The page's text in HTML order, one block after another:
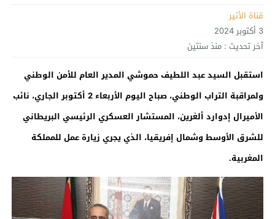
قناة الأثير
3 أكتوبر 2024
آخر تحديث : منذ سنتين
استقبل السيد عبد اللطيف حموشي المدير العام للأمن الوطني
ولمراقبة التراب الوطني،
صباح اليوم الأربعاء 2 أكتوبر الجاري، نائب
الأميرال إدوارد ألغرين، المستشار العسكري الرئيسي البريطاني
للشرق الأوسط وشمال إفريقيا، الذي يجري زيارة عمل للمملكة
المغربية.